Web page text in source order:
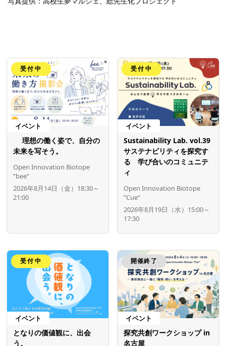
受付中
イベント
理想の働く姿で、自分の
未来を写そう。
Open Innovation Biotope
”bee”
2026年8月14日（金）18:30～
21:00
受付中
イベント
Sustainability Lab. vol.39
サステナビリティを探究す
る 学び合いのコミュニテ
ィ
Open Innovation Biotope
”Cue”
2026年8月19日（水）15:00～
17:30
受付中
イベント
となりの価値観に、出会
う。
開催終了
イベント
探究共創ワークショップ in
名古屋